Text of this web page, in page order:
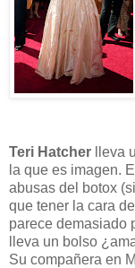
Teri Hatcher lleva
la que es imagen.
abusas del botox
que tener la cara
parece demasiado
lleva un bolso
Su compañera en